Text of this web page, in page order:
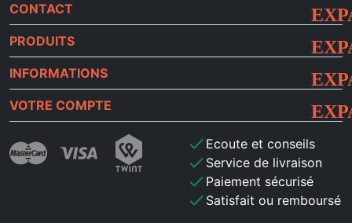
CONTACT
PRODUITS
INFORMATIONS
VOTRE COMPTE
check Ecoute et conseils
check Service de livraison
check Paiement sécurisé
check Satisfait ou remboursé